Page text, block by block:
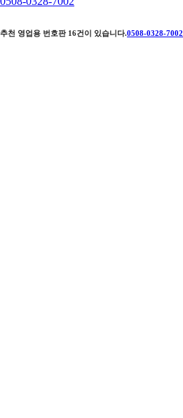
추천 영업용 번호판 16건이 있습니다.0508-0328-7002